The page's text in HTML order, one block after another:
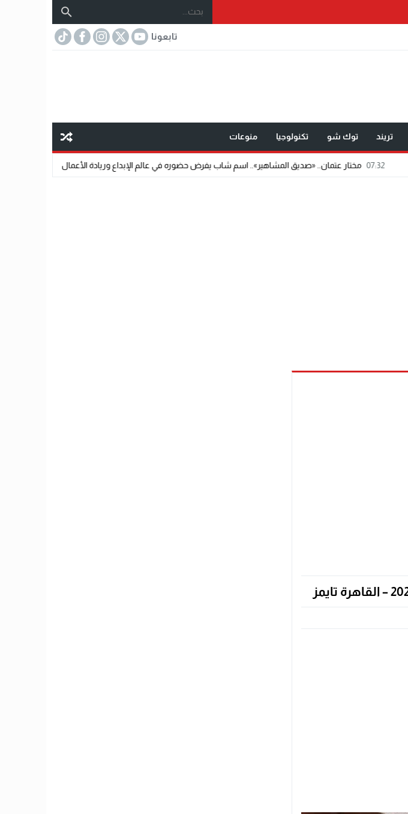
تابعونا
تريند توك شو تكنولوجيا منوعات
مختار عتمان.. «صديق المشاهير».. اسم شاب يفرض حضوره في عالم الإبداع وريادة الأعمال 22:11 الدكتور محمد دسوقي..